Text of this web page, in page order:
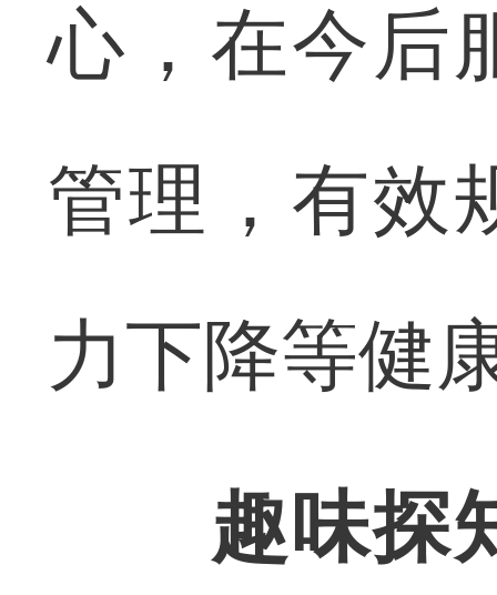
心，在今后
管理，有效
力下降等健
趣味探